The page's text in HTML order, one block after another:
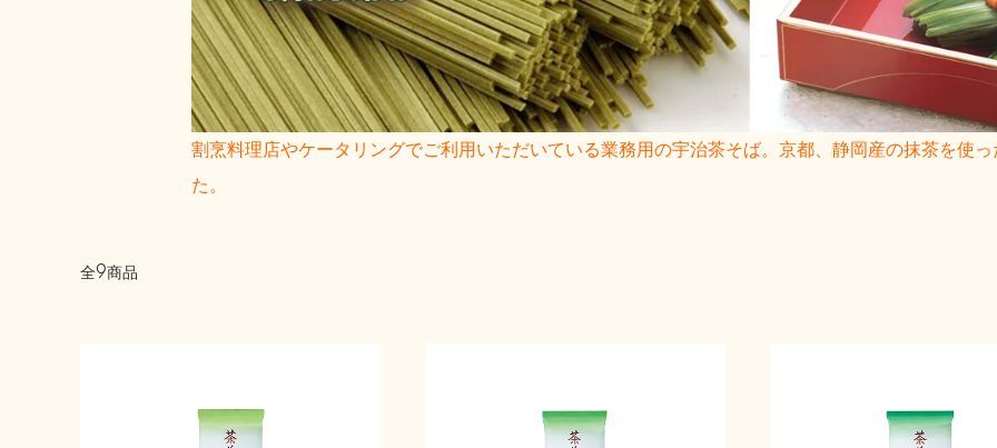
割烹料理店やケータリングでご利用いただいている業務用の宇治茶そば。京都、静岡産の抹茶を使
た。
全9商品